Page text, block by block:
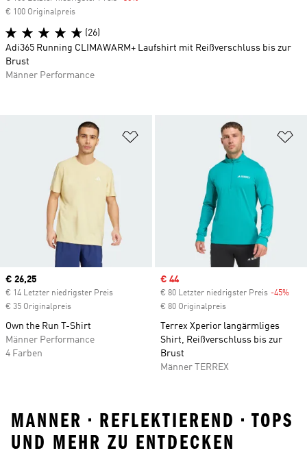
Zur Wunschliste hinzufügen
Current price
€ 26,25
€ 14 Letzter niedrigster Preis
€ 35 Originalpreis
Own the Run T-Shirt
Männer Performance
4 Farben
Sale price
€ 44
€ 80 Letzter niedrigster Preis -45%
€ 80 Originalpreis
Terrex Xperior langärmliges
Shirt, Reißverschluss bis zur
Brust
Männer TERREX
€ 100 Originalpreis
(26)
Adi365 Running CLIMAWARM+ Laufshirt mit Reißverschluss bis zur
Brust
Männer Performance
MANNER • REFLEKTIEREND • TOPS
UND MEHR ZU ENTDECKEN